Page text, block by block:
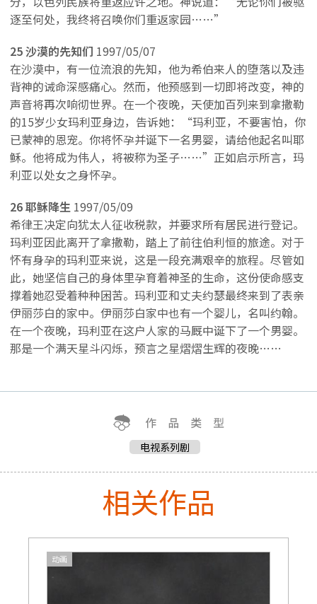
逐至何处，我终将召唤你们重返家园……”
25 沙漠的先知们 1997/05/07
在沙漠中，有一位流浪的先知，他为希伯来人的堕落以及违
背神的诫命深感痛心。然而，他预感到一切即将改变，神的
声音将再次响彻世界。在一个夜晚，天使加百列来到拿撒勒
的15岁少女玛利亚身边，告诉她：“玛利亚，不要害怕，你
已蒙神的恩宠。你将怀孕并诞下一名男婴，请给他起名叫耶
稣。他将成为伟人，将被称为圣子……”正如启示所言，玛
利亚以处女之身怀孕。
26 耶稣降生 1997/05/09
希律王决定向犹太人征收税款，并要求所有居民进行登记。
玛利亚因此离开了拿撒勒，踏上了前往伯利恒的旅途。对于
怀有身孕的玛利亚来说，这是一段充满艰辛的旅程。尽管如
此，她坚信自己的身体里孕育着神圣的生命，这份使命感支
撑着她忍受着种种困苦。玛利亚和丈夫约瑟最终来到了表亲
伊丽莎白的家中。伊丽莎白家中也有一个婴儿，名叫约翰。
在一个夜晚，玛利亚在这户人家的马厩中诞下了一个男婴。
那是一个满天星斗闪烁，预言之星熠熠生辉的夜晚……
电视系列剧
相关作品
动画